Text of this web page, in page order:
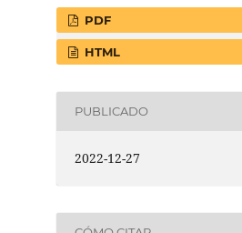
PDF
HTML
PUBLICADO
2022-12-27